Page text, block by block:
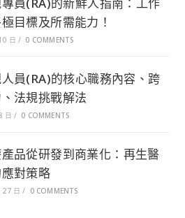
目標及所需能力！
日 / 0 COMMENTS
員(RA)的核心職務內容、跨
法規挑戰解法
日 / 0 COMMENTS
品從研發到商業化：再生醫
對策略
27 日 / 0 COMMENTS